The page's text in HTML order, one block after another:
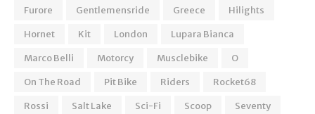
Furore
Gentlemensride Greece
Hilights
Hornet
Kit London
Lupara Bianca
Marco Belli
Motorcy Musclebike
O
On The Road
Pit Bike Riders
Rocket68
Rossi
Salt Lake Sci-Fi Scoop
Seventy